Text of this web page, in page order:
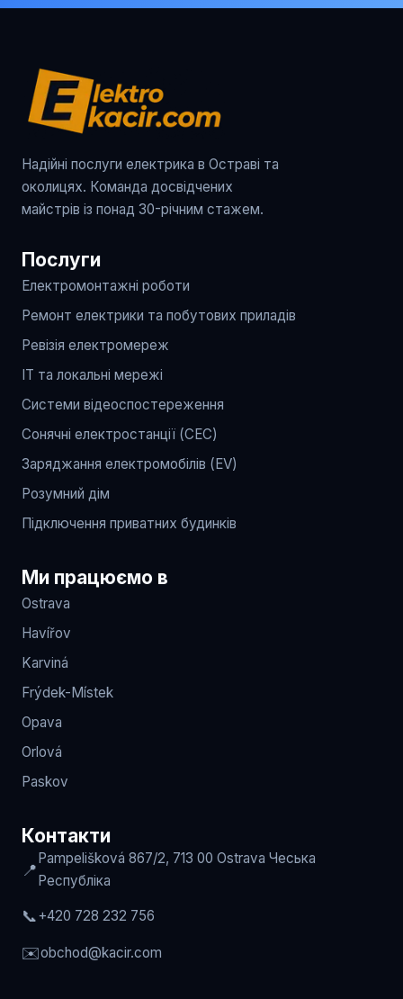
Надійні послуги електрика в Остраві та
околицях. Команда досвідчених
майстрів із понад 30-річним стажем.
Послуги
Електромонтажні роботи
Ремонт електрики та побутових приладів
Ревізія електромереж
IT та локальні мережі
Системи відеоспостереження
Сонячні електростанції (СЕС)
Заряджання електромобілів (EV)
Розумний дім
Підключення приватних будинків
Ми працюємо в
Ostrava
Havířov
Karviná
Frýdek-Místek
Opava
Orlová
Paskov
Контакти
📍
Pampelišková 867/2, 713 00 Ostrava Чеська
Республіка
📞+420 728 232 756
✉️obchod@kacir.com